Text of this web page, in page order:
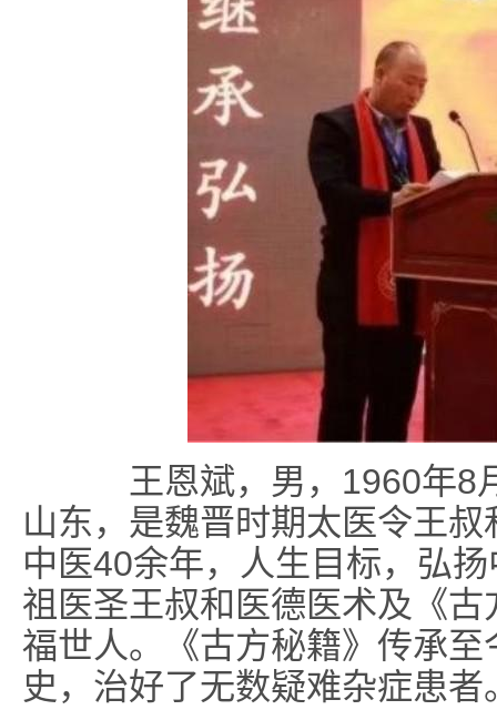
王恩斌，男，1960年8
山东，是魏晋时期太医令王
中医40余年，人生目标，弘
祖医圣王叔和医德医术及《
福世人。《古方秘籍》传承
史，治好了无数疑难杂症患者